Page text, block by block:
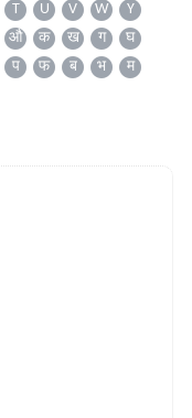
T U V W
Y
औ क ख ग
घ
प फ ब भ
म